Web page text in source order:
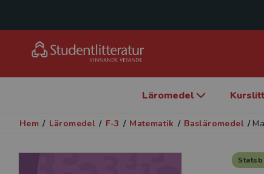
Läromedel
Hem / Läromedel / F-3 / Matematik / Basläromedel /